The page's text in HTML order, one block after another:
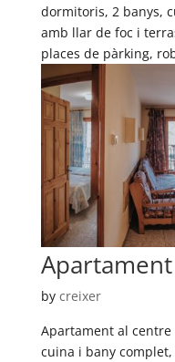
dormitoris, 2 banys,
amb llar de foc i
places de pàrking,
by creixer
Apartament al centre
cuina i bany